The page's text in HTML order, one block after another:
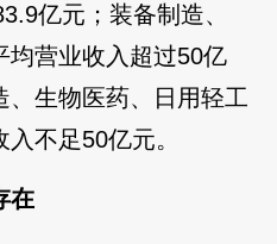
亿元；装备制造、
均营业收入超过50亿
、生物医药、日用轻工
不足50亿元。
在